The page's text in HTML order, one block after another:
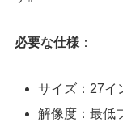
必要な仕様 ：
サイズ：27イ
解像度：最低